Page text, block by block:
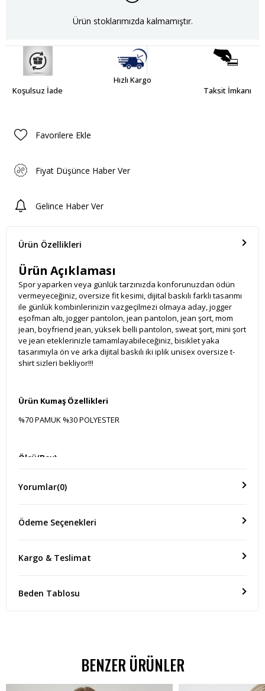
Ürün stoklarımızda kalmamıştır.
Koşulsuz İade
Hızlı Kargo
Taksit İmkanı
Favorilere Ekle
Fiyat Düşünce Haber Ver
Gelince Haber Ver
Ürün Özellikleri
Ürün Açıklaması
Spor yaparken veya günlük tarzınızda konforunuzdan ödün
vermeyeceğiniz, oversize fit kesimi, dijital baskılı farklı tasarımı
ile günlük kombinlerinizin vazgeçilmezi olmaya aday, jogger
eşofman altı, jogger pantolon, jean pantolon, jean şort, mom
jean, boyfriend jean, yüksek belli pantolon, sweat şort, mini şort
ve jean eteklerinizle tamamlayabileceğiniz, bisiklet yaka
tasarımıyla ön ve arka dijital baskılı iki iplik unisex oversize t-
shirt sizleri bekliyor!!!
Ürün Kumaş Özellikleri
%70 PAMUK %30 POLYESTER
Ölçü(Boy)
Yorumlar(0)
Ödeme Seçenekleri
Kargo & Teslimat
Beden Tablosu
BENZER ÜRÜNLER